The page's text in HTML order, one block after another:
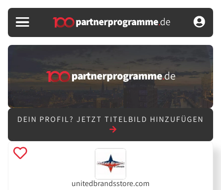
DEIN PROFIL? JETZT TITELBILD HINZUFÜGEN
unitedbrandsstore.com